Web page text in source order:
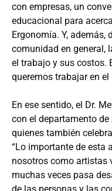
con empresas, un
educacional para
Ergonomía. Y, además,
comunidad en general,
el trabajo y sus costos.
queremos trabajar en el
En ese sentido, el Dr.
con el departamento de
quienes también
“Lo importante de esta
nosotros como artistas
muchas veces pasa
de las personas y las